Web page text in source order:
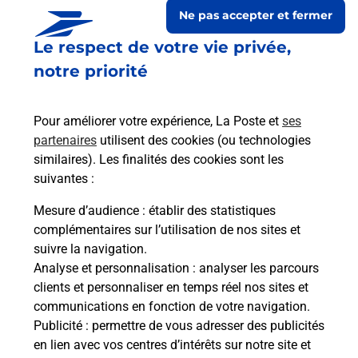
Le respect de votre vie privée,
notre priorité
Pour améliorer votre expérience, La Poste et ses
partenaires utilisent des cookies (ou technologies
similaires). Les finalités des cookies sont les
suivantes :
Mesure d’audience : établir des statistiques
complémentaires sur l’utilisation de nos sites et
suivre la navigation.
Analyse et personnalisation : analyser les parcours
clients et personnaliser en temps réel nos sites et
communications en fonction de votre navigation.
Publicité : permettre de vous adresser des publicités
en lien avec vos centres d’intérêts sur notre site et
Ne pas accepter et fermer
Prochaine collecte du courrierlundià 09h00
9 Rue Du Four
52110 Bouzancourt
Itinéraire
Le lien s'ouvre dans un nouvel onglet